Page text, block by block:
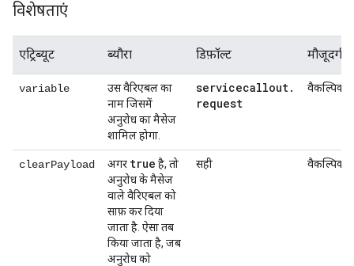
विशेषताएं
एट्रिब्यूट ब्यौरा डिफ़ॉल्ट मौजूदगी
variable
उस वैरिएबल का
नाम जिसमें
अनुरोध का मैसेज
शामिल होगा.
servicecallout.
request
वैकल्पिक
clearPayload अगर true है, तो
अनुरोध के मैसेज
वाले वैरिएबल को
साफ़ कर दिया
जाता है. ऐसा तब
किया जाता है, जब
अनुरोध को
सही वैकल्पिक